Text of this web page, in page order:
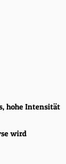
hohe Intensität
wird